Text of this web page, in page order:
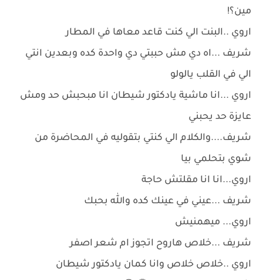
مين؟!
اروي ..البنت الي كنت قاعد معاها في المطار
شريف ...اه دي مش حببتي دي واحدة كده وبعدين انتي
الي في القلب يالولو
اروي ...انا ماشية يادكتور شيطان انا مبحبش حد ومش
عايزة حد يحبني
شريف....والكلام الي كنتي بتقوليه في المحاضرة من
شوي بتحلمي بيا
اروي...انا انا مقلتش حاجة
شريف ...عيني في عينك كده والله بحبك
اروي... ميهمنيش
شريف ...خلاص هاروح اتجوز ام شعر اصفر
اروي ..خلاص خلاص وانا كمان يادكتور شيطان